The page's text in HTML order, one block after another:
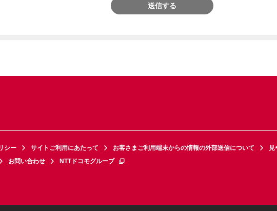
送信する
シー サイトご利用にあたって お客さまご利用端末からの情報の外部送信について
見
お問い合わせ NTTドコモグループ